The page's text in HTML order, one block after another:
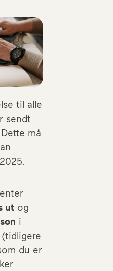
til alle
sendt
må
ut og
i
(tidligere
du er